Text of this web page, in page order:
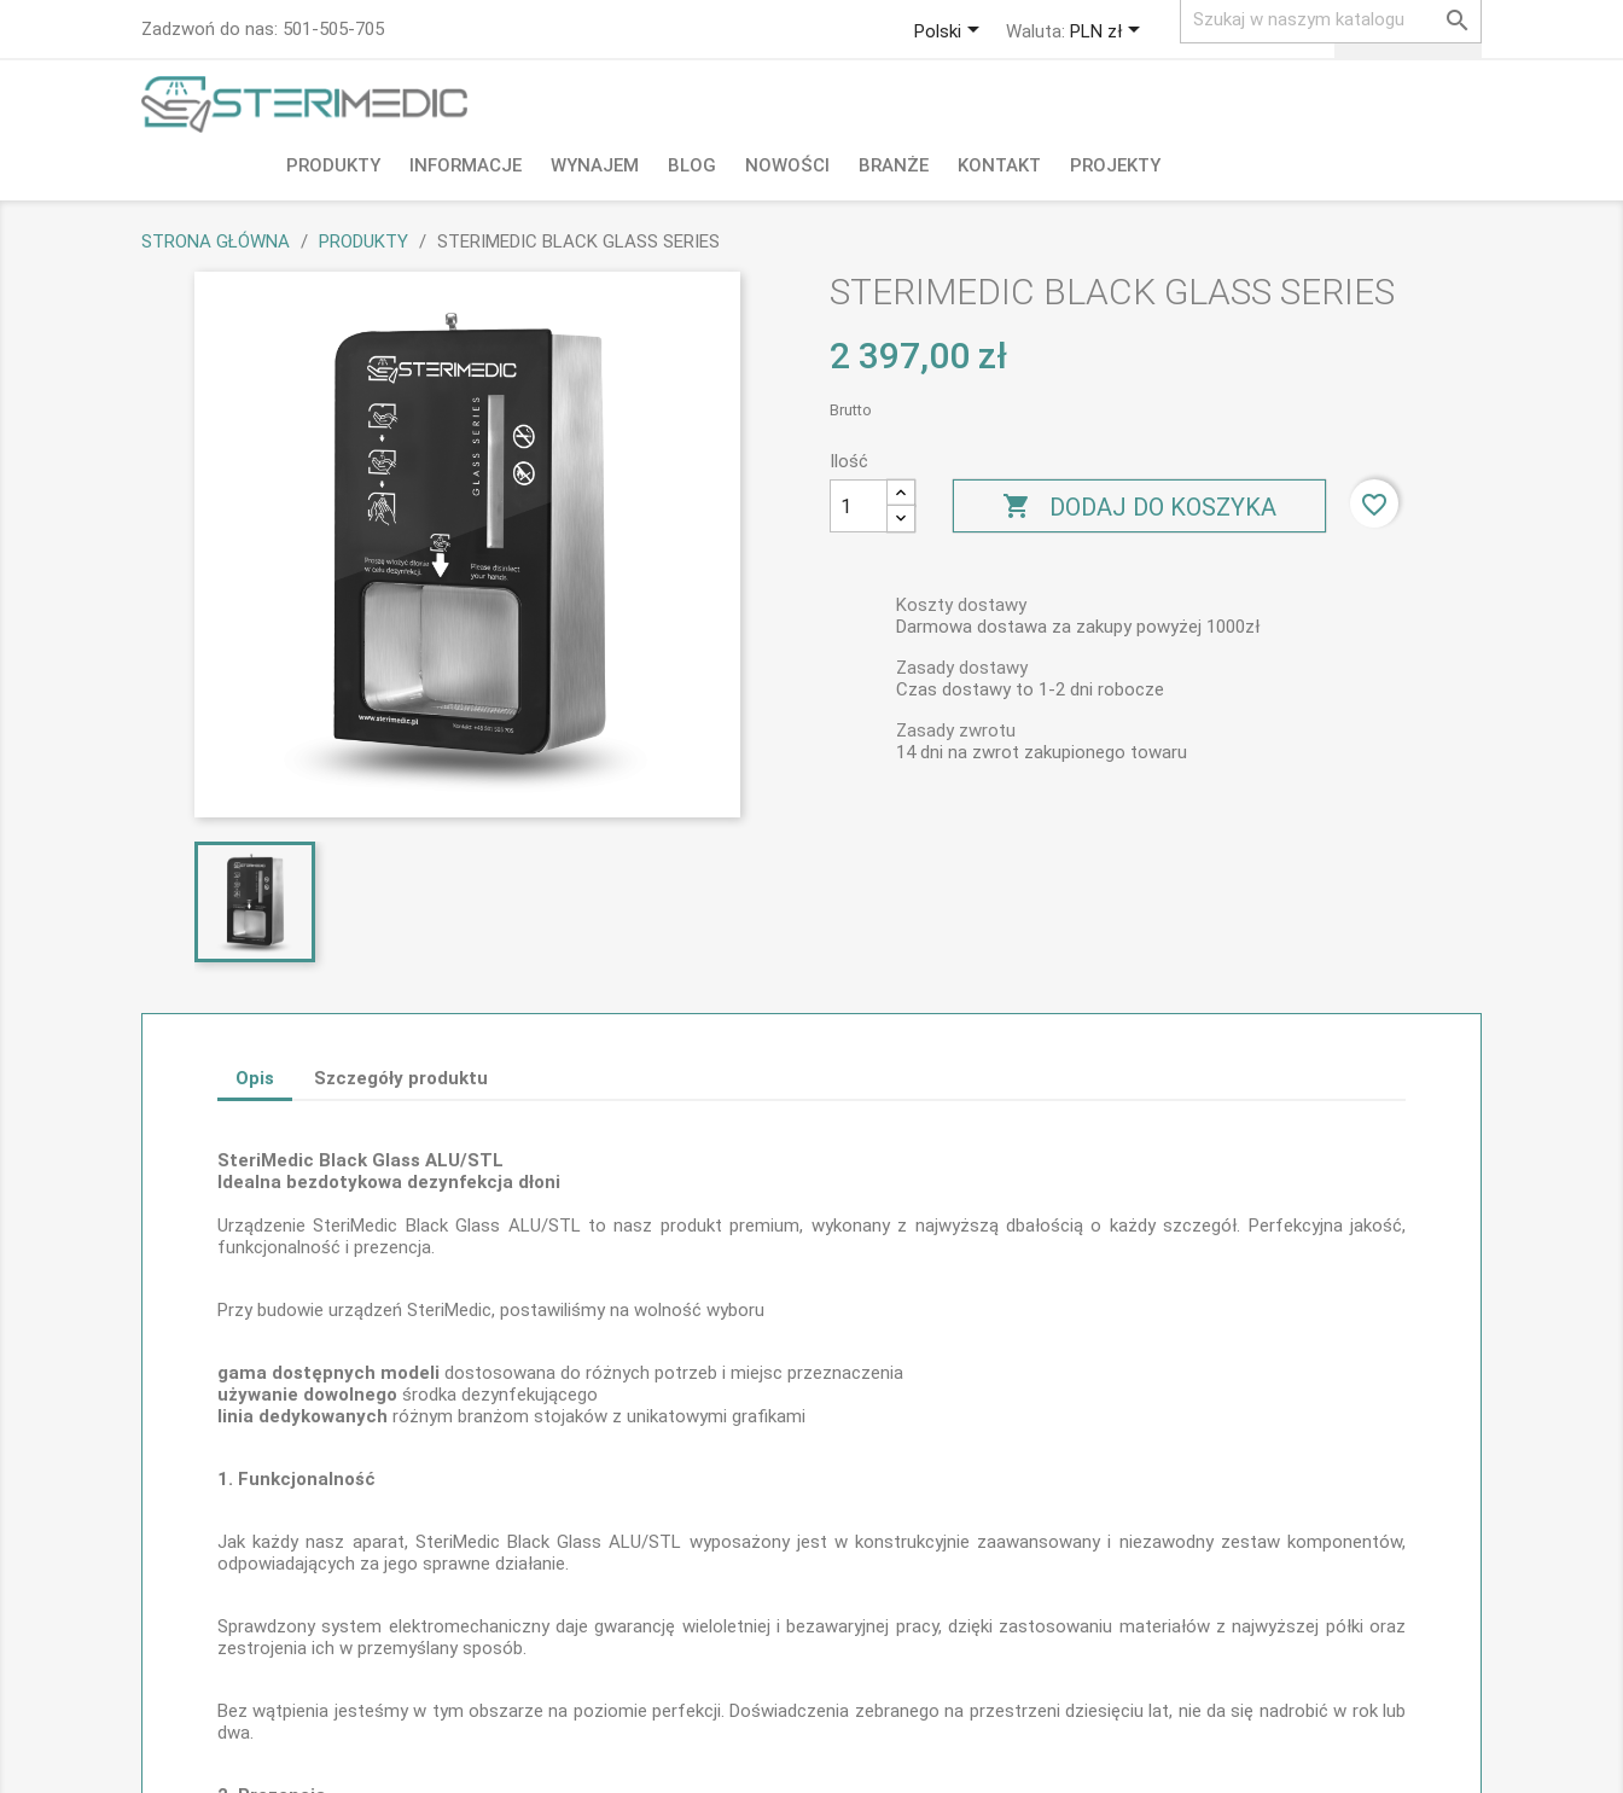
Zadzwoń do nas: 501-505-705 Polski Waluta: PLN zł  Zaloguj się shopping_cart Koszyk (0)
PRODUKTY INFORMACJE WYNAJEM BLOG NOWOŚCI BRANŻE KONTAKT PROJEKTY

STRONA GŁÓWNA PRODUKTY STERIMEDIC BLACK GLASS SERIES
STERIMEDIC BLACK GLASS SERIES
2 397,00 zł
Brutto
Ilość
 DODAJ DO KOSZYKA favorite_border
Koszty dostawy
Darmowa dostawa za zakupy powyżej 1000zł
Zasady dostawy
Czas dostawy to 1-2 dni robocze
Zasady zwrotu
14 dni na zwrot zakupionego towaru
Opis Szczegóły produktu
SteriMedic Black Glass ALU/STL
Idealna bezdotykowa dezynfekcja dłoni
Urządzenie SteriMedic Black Glass ALU/STL to nasz produkt premium, wykonany z najwyższą dbałością o każdy szczegół. Perfekcyjna jakość,
funkcjonalność i prezencja.
Przy budowie urządzeń SteriMedic, postawiliśmy na wolność wyboru
gama dostępnych modeli dostosowana do różnych potrzeb i miejsc przeznaczenia
używanie dowolnego środka dezynfekującego
linia dedykowanych różnym branżom stojaków z unikatowymi grafikami
1. Funkcjonalność
Jak każdy nasz aparat, SteriMedic Black Glass ALU/STL wyposażony jest w konstrukcyjnie zaawansowany i niezawodny zestaw komponentów,
odpowiadających za jego sprawne działanie.
Sprawdzony system elektromechaniczny daje gwarancję wieloletniej i bezawaryjnej pracy, dzięki zastosowaniu materiałów z najwyższej półki oraz
zestrojenia ich w przemyślany sposób.
Bez wątpienia jesteśmy w tym obszarze na poziomie perfekcji. Doświadczenia zebranego na przestrzeni dziesięciu lat, nie da się nadrobić w rok lub
dwa.